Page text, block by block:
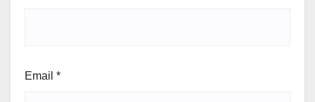
Email *